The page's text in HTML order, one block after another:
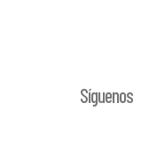
Síguenos